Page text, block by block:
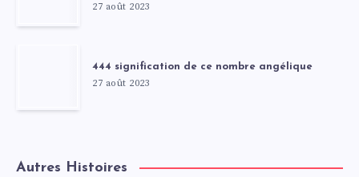
27 août 2023
444 signification de ce nombre angélique
27 août 2023
Autres Histoires